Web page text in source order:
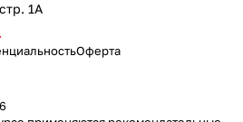
1А
Оферта